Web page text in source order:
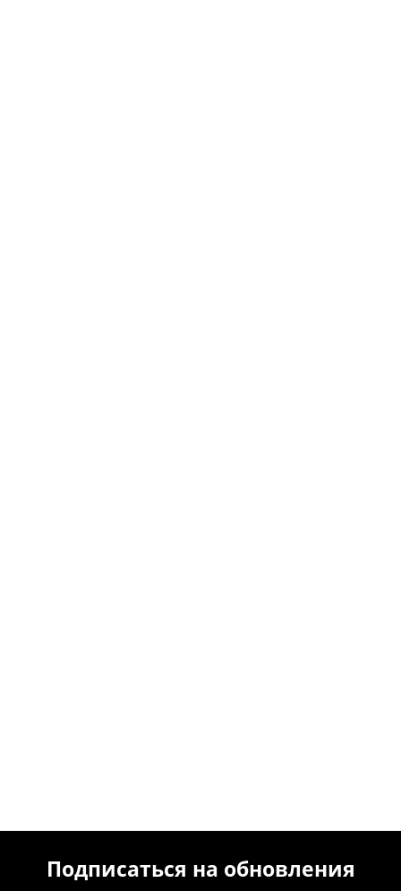
Подписаться на обновления